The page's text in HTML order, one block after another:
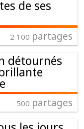
de ses
2 100 partages
détournés
500 partages